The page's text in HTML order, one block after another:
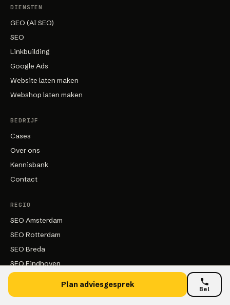
DIENSTEN
GEO (AI SEO)
SEO
Linkbuilding
Google Ads
Website laten maken
Webshop laten maken
BEDRIJF
Cases
Over ons
Kennisbank
Contact
REGIO
SEO Amsterdam
SEO Rotterdam
SEO Breda
SEO Eindhoven
Plan adviesgesprek Bel